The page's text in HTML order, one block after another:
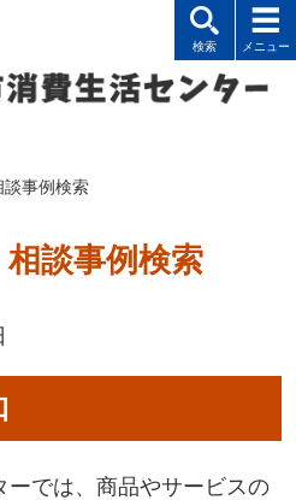
談事例検索
談事例検索
ーでは、商品やサービスの